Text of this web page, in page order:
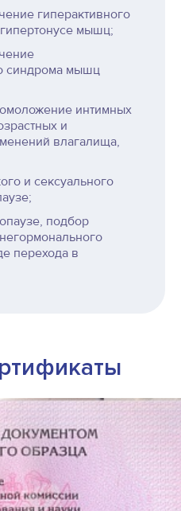
гиперактивного
мышц;
синдрома мышц
интимных
и
влагалища,
и сексуального
подбор
перехода в